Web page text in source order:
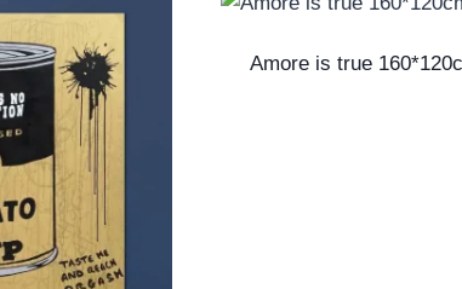
Amore is true